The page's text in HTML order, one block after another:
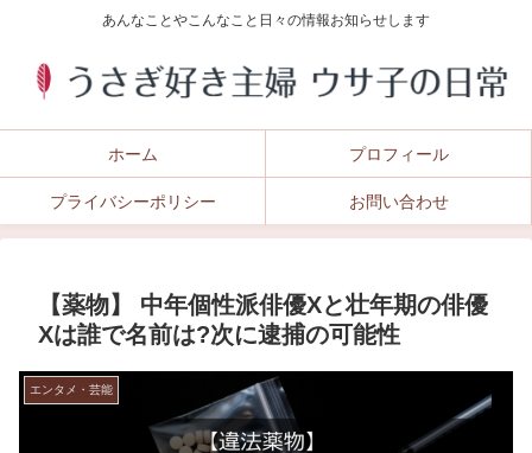
あんなことやこんなこと日々の情報お知らせします
ホーム プロフィール
プライバシーポリシー お問い合わせ
【薬物】 中年個性派俳優Xと壮年期の俳優
Xは誰で名前は?次に逮捕の可能性
エンタメ・芸能